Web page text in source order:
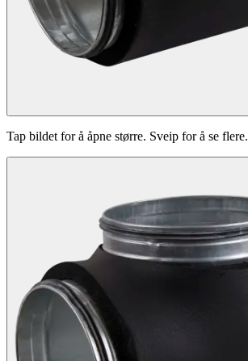
Tap bildet for å åpne større. Sveip for å se flere.